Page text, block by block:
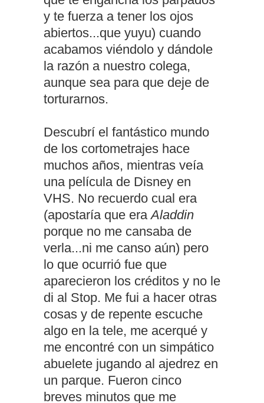
y te fuerza a tener los ojos
abiertos...que yuyu) cuando
acabamos viéndolo y dándole
la razón a nuestro colega,
aunque sea para que deje de
torturarnos.
Descubrí el fantástico mundo
de los cortometrajes hace
muchos años, mientras veía
una película de Disney en
VHS. No recuerdo cual era
(apostaría que eraAladdin
porque no me cansaba de
verla...ni me canso aún) pero
lo que ocurrió fue que
aparecieron los créditos y no le
di al Stop. Me fui a hacer otras
cosas y de repente escuche
algo en la tele, me acerqué y
me encontré con un simpático
abuelete jugando al ajedrez en
un parque. Fueron cinco
breves minutos que me